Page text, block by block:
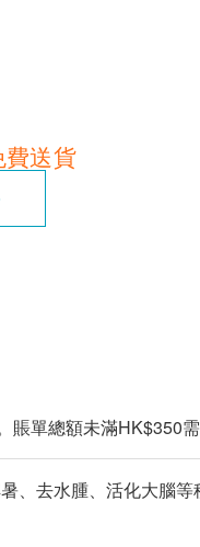
費送貨
賬單總額未滿HK$350
去水腫、活化大腦等